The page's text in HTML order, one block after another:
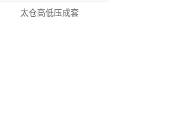
太仓高低压成套